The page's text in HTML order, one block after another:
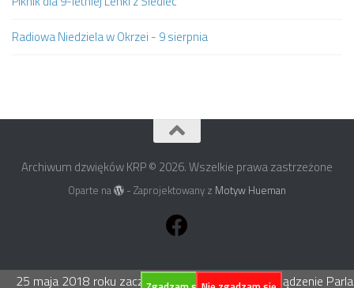
Radiowa Niedziela w Okrzei - 9 sierpnia
Archiwum dzwięków KRP © 2026. Wszelkie prawa zastrzeżone
Oparte na - Zaprojektowany z Motyw Hueman
25 maja 2018 roku zacznie obowiązywać Rozporządzenie